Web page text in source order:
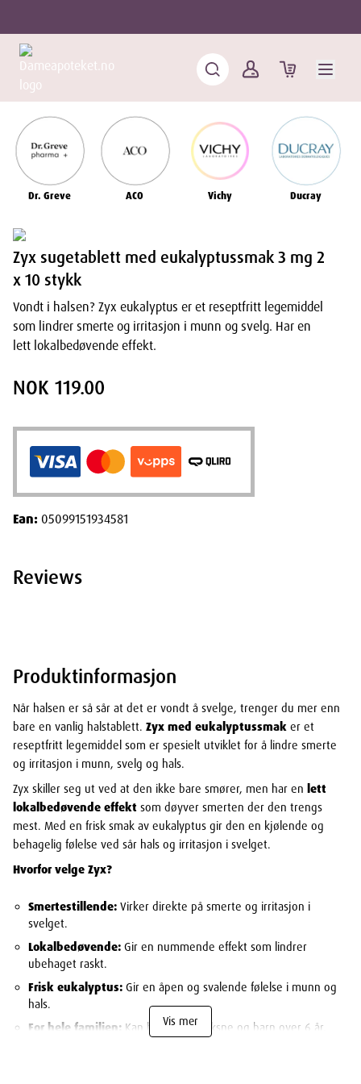
Dr. Greve ACO Vichy Ducray
Produktinformasjon
Når halsen er så sår at det er vondt å svelge, trenger du mer enn
bare en vanlig halstablett. Zyx med eukalyptussmak er et
reseptfritt legemiddel som er spesielt utviklet for å lindre smerte
og irritasjon i munn, svelg og hals.
Zyx skiller seg ut ved at den ikke bare smører, men har en lett
lokalbedøvende effekt som døyver smerten der den trengs
mest. Med en frisk smak av eukalyptus gir den en kjølende og
behagelig følelse ved sår hals og irritasjon i svelget.
Hvorfor velge Zyx?
Smertestillende: Virker direkte på smerte og irritasjon i
svelget.
Lokalbedøvende: Gir en nummende effekt som lindrer
ubehaget raskt.
Frisk eukalyptus: Gir en åpen og svalende følelse i munn og
hals.
For hele familien: Kan brukes av voksne og barn over 6 år.
Vis mer
Zyx sugetablett med eukalyptussmak 3 mg 2
x 10 stykk
Vondt i halsen? Zyx eukalyptus er et reseptfritt legemiddel
som lindrer smerte og irritasjon i munn og svelg. Har en
lett lokalbedøvende effekt.
NOK 119.00
Ean: 05099151934581
Reviews